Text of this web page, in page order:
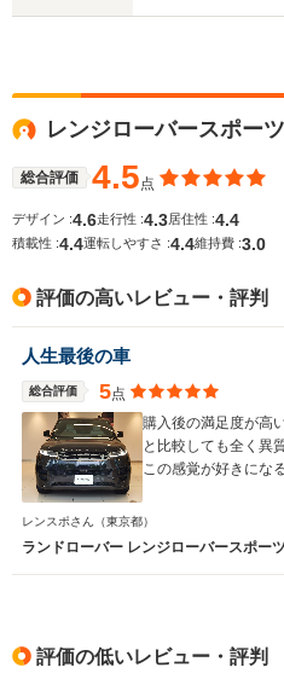
WLTCモード
燃費
9.5～13.6km/L
└市街地:6.3～
10.7km/L
└郊外:9.9～13.4km/L
└高速道路:11.8～
15.6km/L
レンジローバースポー
総合評価 4.5点
デザイン :4.6走行性 :4.3 居住性 :4.4
積載性 :4.4運転しやすさ :4.4維持費 :3.0
評価の高いレビュー・評判
人生最後の車
総合評価 5点
購入後の満足度が高
と比較しても全く異
この感覚が好きにな
レンスポさん （東京都）
ランドローバー レンジローバースポー
評価の低いレビュー・評判